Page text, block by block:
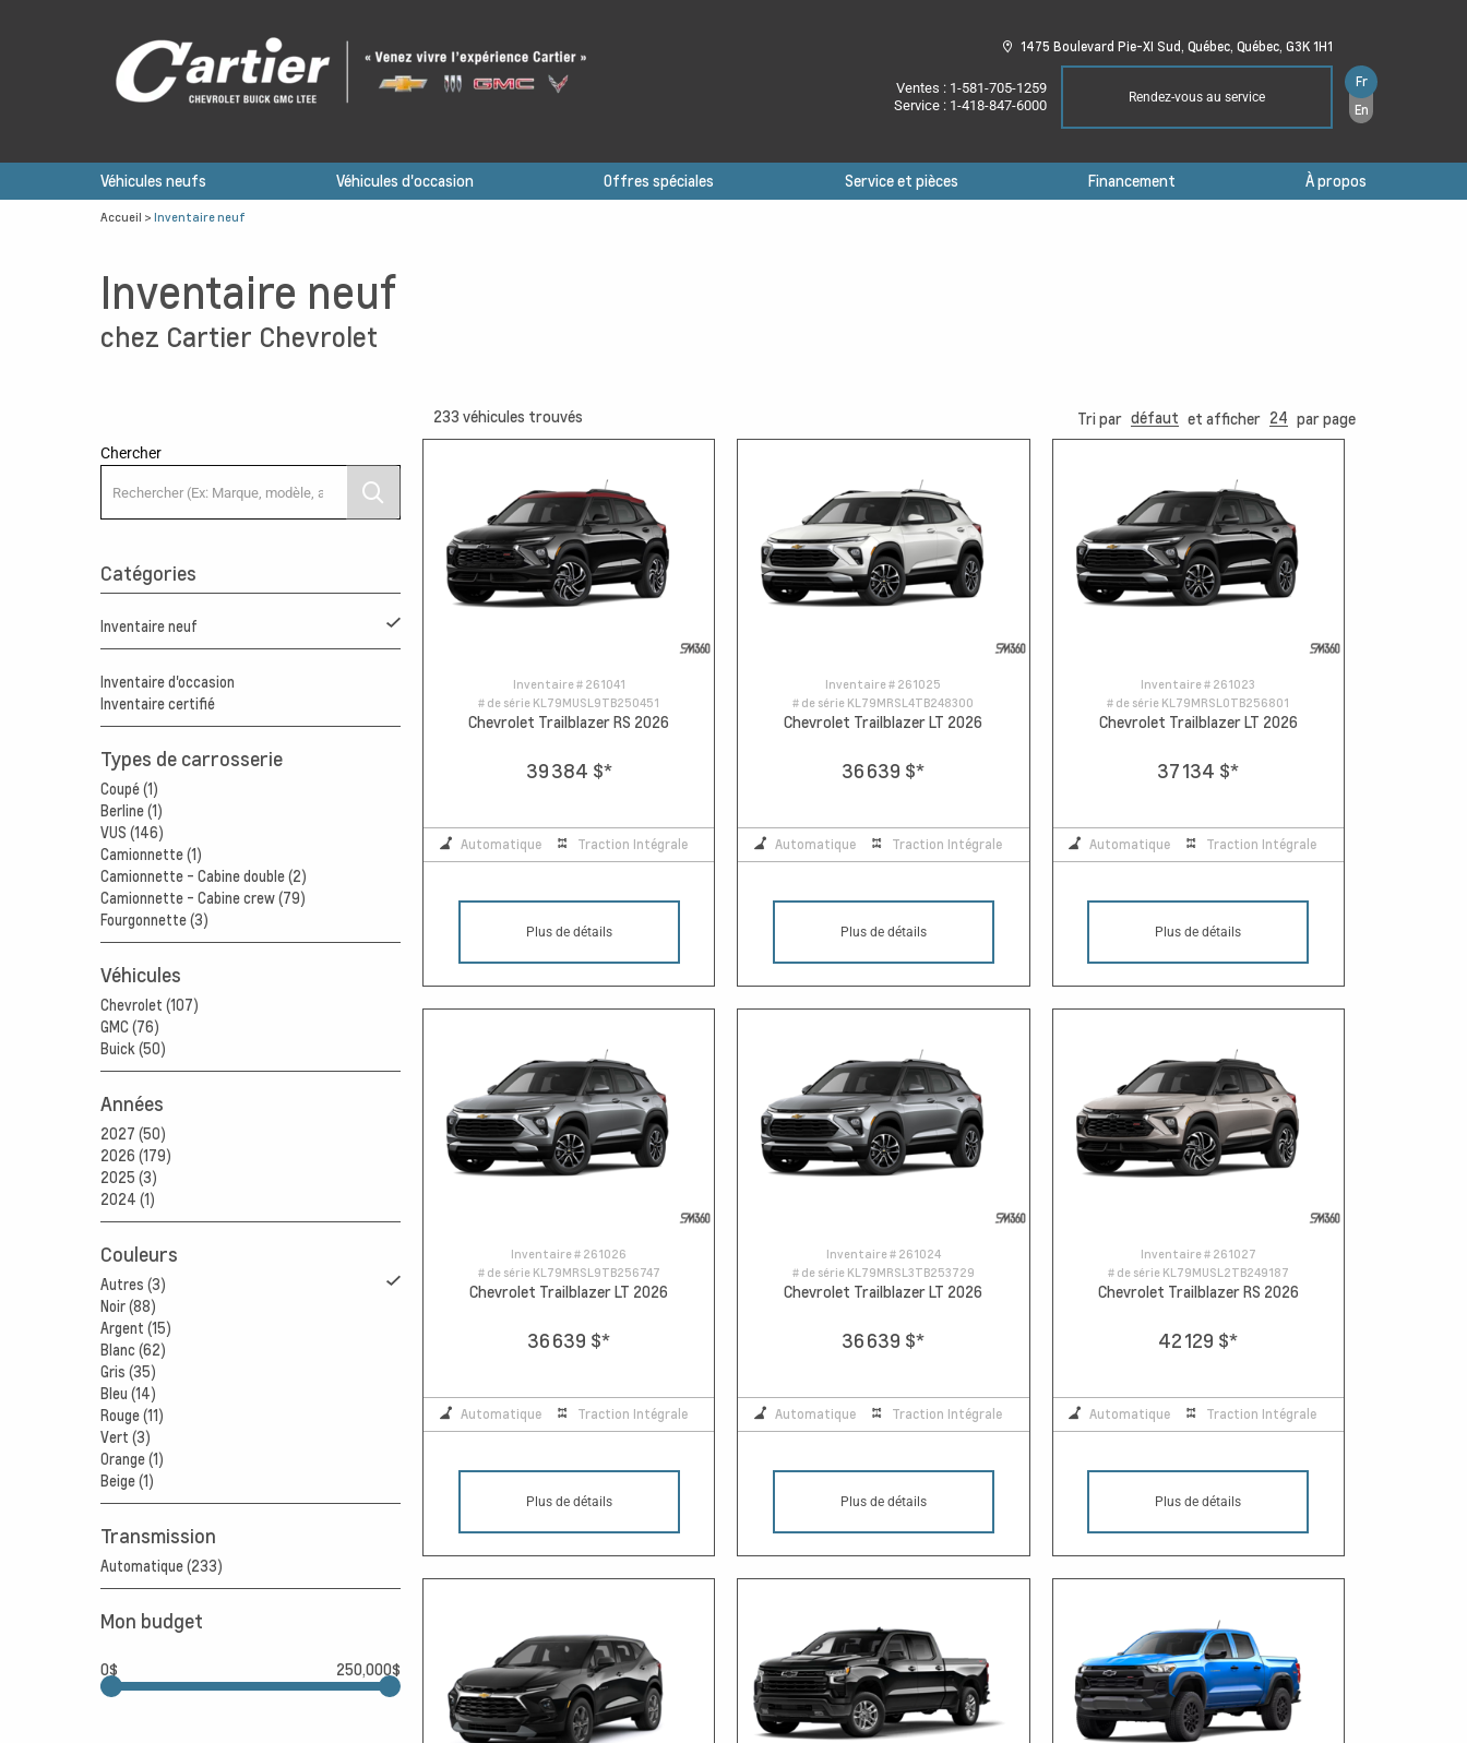
1475 Boulevard Pie-XI Sud, Québec, Québec, G3K 1H1
Ventes : 1-581-705-1259
Service : 1-418-847-6000 Rendez-vous au service
Fr
En
Véhicules neufs Véhicules d'occasion Offres spéciales Service et pièces Financement À propos
Accueil > Inventaire neuf
Inventaire neuf
chez Cartier Chevrolet
Chercher
Catégories
Inventaire neuf
Inventaire d'occasion
Inventaire certifié
Types de carrosserie
Coupé (1)
Berline (1)
VUS (146)
Camionnette (1)
Camionnette - Cabine double (2)
Camionnette - Cabine crew (79)
Fourgonnette (3)
Véhicules
Chevrolet (107)
GMC (76)
Buick (50)
Années
2027 (50)
2026 (179)
2025 (3)
2024 (1)
Couleurs
Autres (3)
Noir (88)
Argent (15)
Blanc (62)
Gris (35)
Bleu (14)
Rouge (11)
Vert (3)
Orange (1)
Beige (1)
Transmission
Automatique (233)
Mon budget
0$ 250,000$
233 véhicules trouvés Tri par défaut et afficher 24 par page
Inventaire # 261041
# de série KL79MUSL9TB250451
Chevrolet Trailblazer RS 2026
39 384 $*
Automatique Traction Intégrale
Plus de détails
Inventaire # 261025
# de série KL79MRSL4TB248300
Chevrolet Trailblazer LT 2026
36 639 $*
Automatique Traction Intégrale
Plus de détails
Inventaire # 261023
# de série KL79MRSL0TB256801
Chevrolet Trailblazer LT 2026
37 134 $*
Automatique Traction Intégrale
Plus de détails
Inventaire # 261026
# de série KL79MRSL9TB256747
Chevrolet Trailblazer LT 2026
36 639 $*
Automatique Traction Intégrale
Plus de détails
Inventaire # 261024
# de série KL79MRSL3TB253729
Chevrolet Trailblazer LT 2026
36 639 $*
Automatique Traction Intégrale
Plus de détails
Inventaire # 261027
# de série KL79MUSL2TB249187
Chevrolet Trailblazer RS 2026
42 129 $*
Automatique Traction Intégrale
Plus de détails